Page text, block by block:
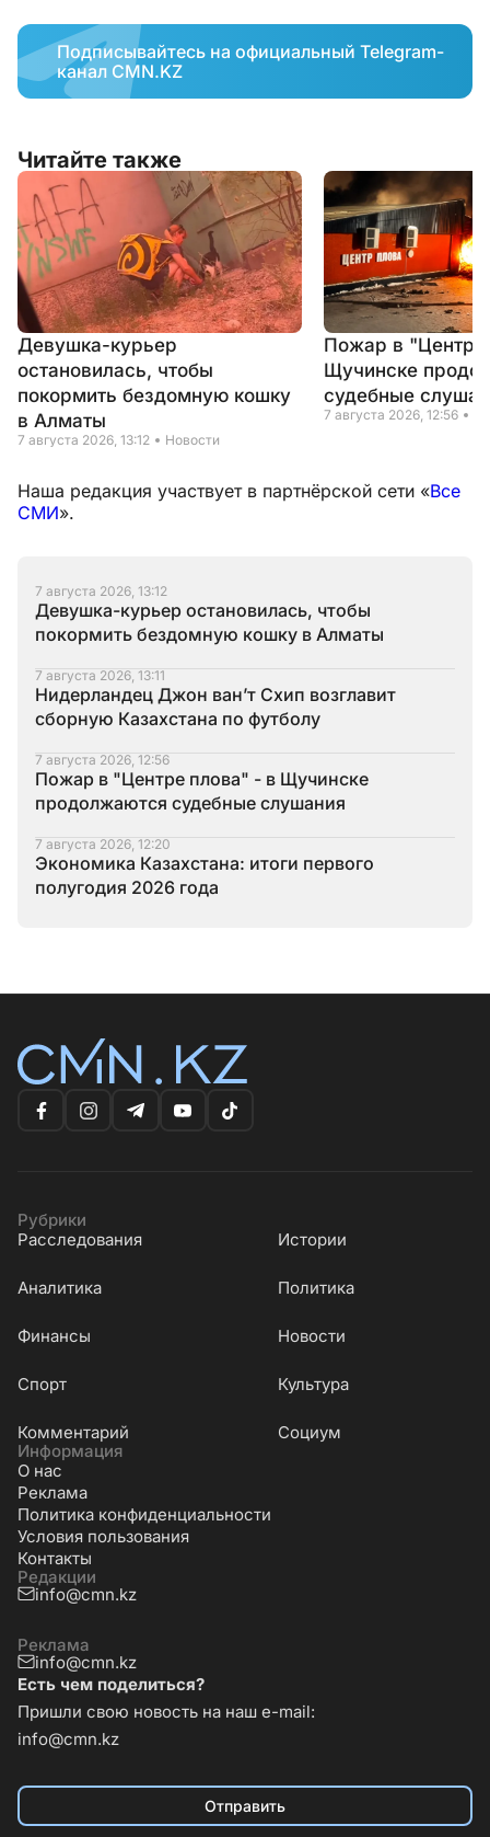
Подписывайтесь на официальный Telegram-
канал CMN.KZ
Читайте также
Девушка-курьер
остановилась, чтобы
покормить бездомную кошку
в Алматы
7 августа 2026, 13:12 Новости
Пожар в "Центре
Щучинске
судебные
7 августа 2026, 12:56
Наша редакция участвует в партнёрской сети «Все
СМИ».
7 августа 2026, 13:12
Девушка-курьер остановилась, чтобы
покормить бездомную кошку в Алматы
7 августа 2026, 13:11
Нидерландец Джон ван’т Схип возглавит
сборную Казахстана по футболу
7 августа 2026, 12:56
Пожар в "Центре плова" - в Щучинске
продолжаются судебные слушания
7 августа 2026, 12:20
Экономика Казахстана: итоги первого
полугодия 2026 года
Рубрики
Расследования
Истории
Аналитика Политика
Финансы Новости
Cпорт Культура
Комментарий
Социум
Информация
О нас
Реклама
Политика конфиденциальности
Условия пользования
Контакты
Редакции
info@cmn.kz
Реклама
info@cmn.kz
Есть чем поделиться?
Пришли свою новость на наш e-mail:
info@cmn.kz
Отправить